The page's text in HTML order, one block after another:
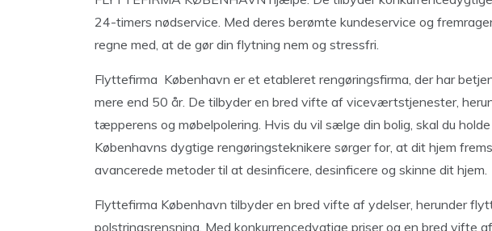
24-timers nødservice. Med deres berømte kundeservice og
regne med, at de gør din flytning nem og stressfri.
Flyttefirma København er et etableret rengøringsfirma, der har
mere end 50 år. De tilbyder en bred vifte af viceværtstjenester,
tæpperens og møbelpolering. Hvis du vil sælge din bolig, skal du
Københavns dygtige rengøringsteknikere sørger for, at dit hjem
avancerede metoder til at desinficere, desinficere og skinne dit hjem.
Flyttefirma København tilbyder en bred vifte af ydelser, herunder
polstringsrensning. Med konkurrencedygtige priser og en bred vifte